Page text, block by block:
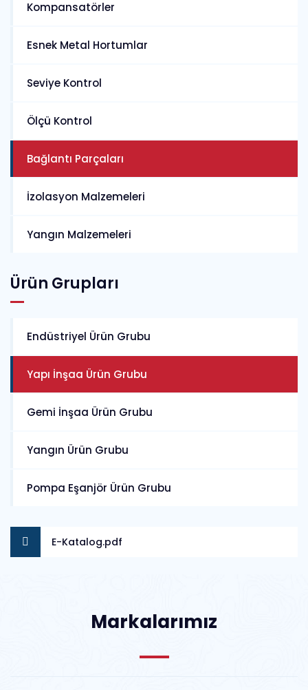
Kompansatörler
Esnek Metal Hortumlar
Seviye Kontrol
Ölçü Kontrol
Bağlantı Parçaları
İzolasyon Malzemeleri
Yangın Malzemeleri
Ürün Grupları
Endüstriyel Ürün Grubu
Yapı İnşaa Ürün Grubu
Gemi İnşaa Ürün Grubu
Yangın Ürün Grubu
Pompa Eşanjör Ürün Grubu
E-Katalog.pdf
Markalarımız